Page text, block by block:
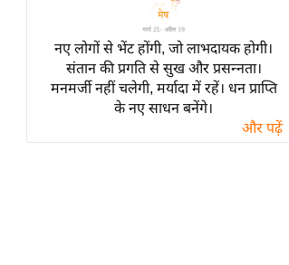
त्योहार
राशिफल
विशेष
नए लोगों से भेंट होंगी, जो लाभदायक होगी।
संतान की प्रगति से सुख और प्रसन्नता।
मनमर्जी नहीं चलेगी, मर्यादा में रहें। धन प्राप्ति
के नए साधन बनेंगे।
और पढ़ें